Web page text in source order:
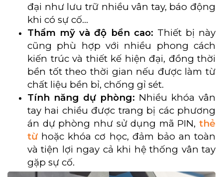
đại như lưu trữ nhiều vân tay, báo động
khi có sự cố…
Thẩm mỹ và độ bền cao: Thiết bị này
cũng phù hợp với nhiều phong cách
kiến trúc và thiết kế hiện đại, đồng thời
bền tốt theo thời gian nếu được làm từ
chất liệu bền bỉ, chống gỉ sét.
Tính năng dự phòng: Nhiều khóa vân
tay hai chiều được trang bị các phương
án dự phòng như sử dụng mã PIN, thẻ
từ hoặc khóa cơ học, đảm bảo an toàn
và tiện lợi ngay cả khi hệ thống vân tay
gặp sự cố.